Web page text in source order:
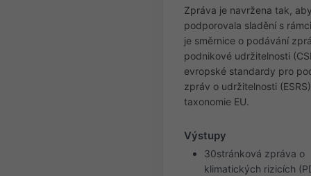
Zpráva je navržena tak,
podporovala sladění s
je směrnice o podávání
podnikové udržitelnosti
evropské standardy pro
zpráv o udržitelnosti
taxonomie EU.
Výstupy
30stránková zpráva o
klimatických rizicích